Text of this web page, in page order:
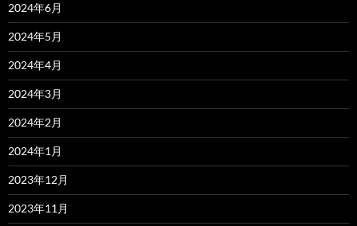
2024年6月
2024年5月
2024年4月
2024年3月
2024年2月
2024年1月
2023年12月
2023年11月